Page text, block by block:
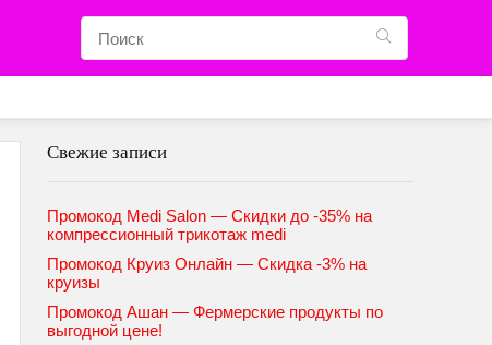
Свежие записи
Промокод Medi Salon — Скидки до -35% на
компрессионный трикотаж medi
Промокод Круиз Онлайн — Скидка -3% на
круизы
Промокод Ашан — Фермерские продукты по
выгодной цене!